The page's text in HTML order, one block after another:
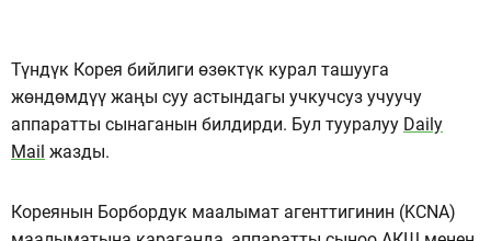
Түндүк Корея бийлиги өзөктүк курал ташууга
жөндөмдүү жаңы суу астындагы учкучсуз учуучу
аппаратты сынаганын билдирди. Бул тууралуу Daily
Mail жазды.
Кореянын Борбордук маалымат агенттигинин (KCNA)